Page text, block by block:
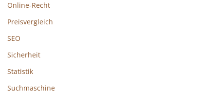
Online-Recht
Preisvergleich
SEO
Sicherheit
Statistik
Suchmaschine